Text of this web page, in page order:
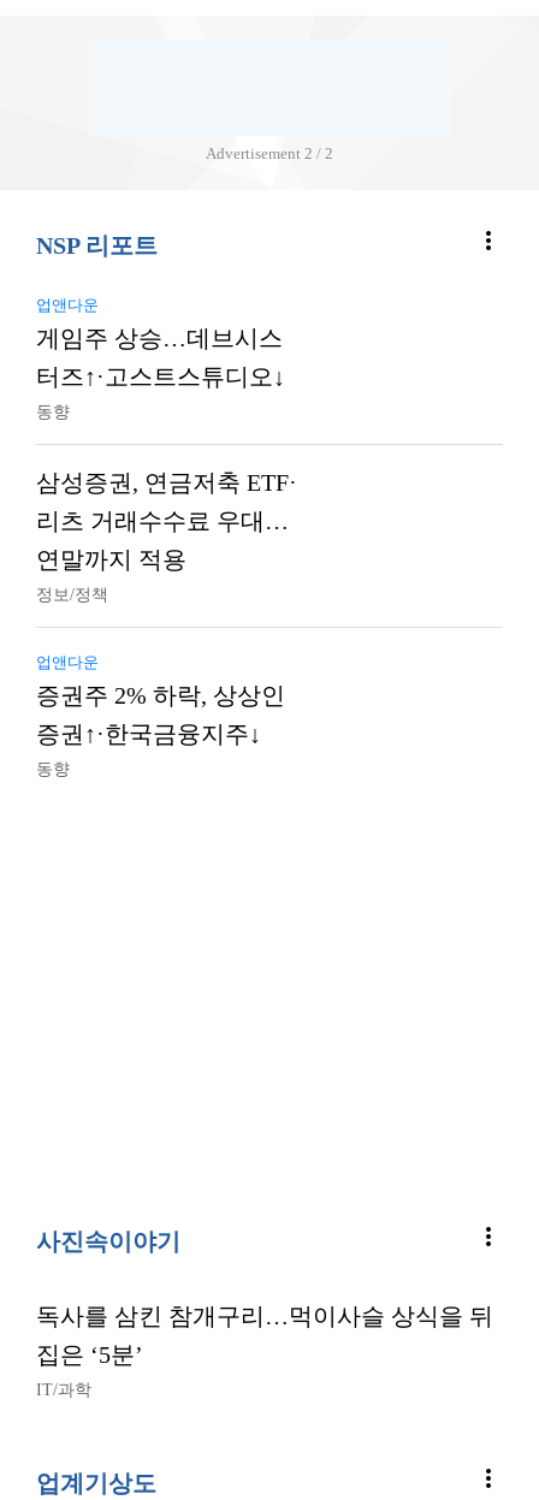
Advertisement 2 / 2
NSP 리포트 more_vert
업앤다운
게임주 상승…데브시스
터즈↑·고스트스튜디오↓
동향
삼성증권, 연금저축 ETF·
리츠 거래수수료 우대…
연말까지 적용
정보/정책
업앤다운
증권주 2% 하락, 상상인
증권↑·한국금융지주↓
동향
사진속이야기 more_vert
독사를 삼킨 참개구리…먹이사슬 상식을 뒤
집은 ‘5분’
IT/과학
업계기상도 more_vert